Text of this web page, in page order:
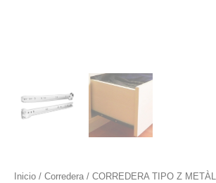
Inicio / Corredera / CORREDERA TIPO Z